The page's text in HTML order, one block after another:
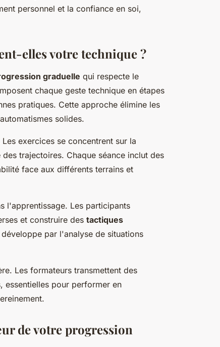
personnel et la confiance en soi,
elles votre technique ?
graduelle qui respecte le
chaque geste technique en étapes
pratiques. Cette approche élimine les
solides.
exercices se concentrent sur la
trajectoires. Chaque séance inclut des
face aux différents terrains et
l'apprentissage. Les participants
et construire des tactiques
par l'analyse de situations
Les formateurs transmettent des
essentielles pour performer en
de votre progression